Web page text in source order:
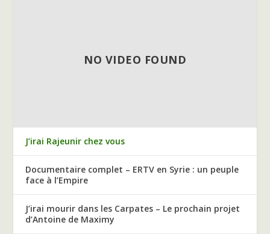
NO VIDEO FOUND
J’irai Rajeunir chez vous
Documentaire complet – ERTV en Syrie : un peuple
face à l’Empire
J’irai mourir dans les Carpates – Le prochain projet
d’Antoine de Maximy